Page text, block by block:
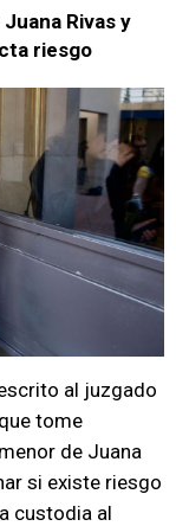
Rivas y
riesgo
al juzgado
tome
de Juana
si existe riesgo
custodia al